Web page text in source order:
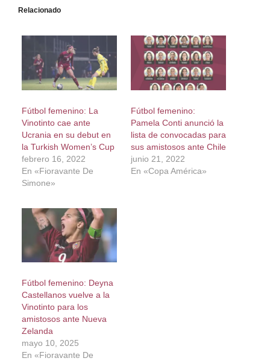
Relacionado
Fútbol femenino: La
Vinotinto cae ante
Ucrania en su debut en
la Turkish Women’s Cup
febrero 16, 2022
En «Fioravante De
Simone»
Fútbol femenino:
Pamela Conti anunció la
lista de convocadas para
sus amistosos ante Chile
junio 21, 2022
En «Copa América»
Fútbol femenino: Deyna
Castellanos vuelve a la
Vinotinto para los
amistosos ante Nueva
Zelanda
mayo 10, 2025
En «Fioravante De